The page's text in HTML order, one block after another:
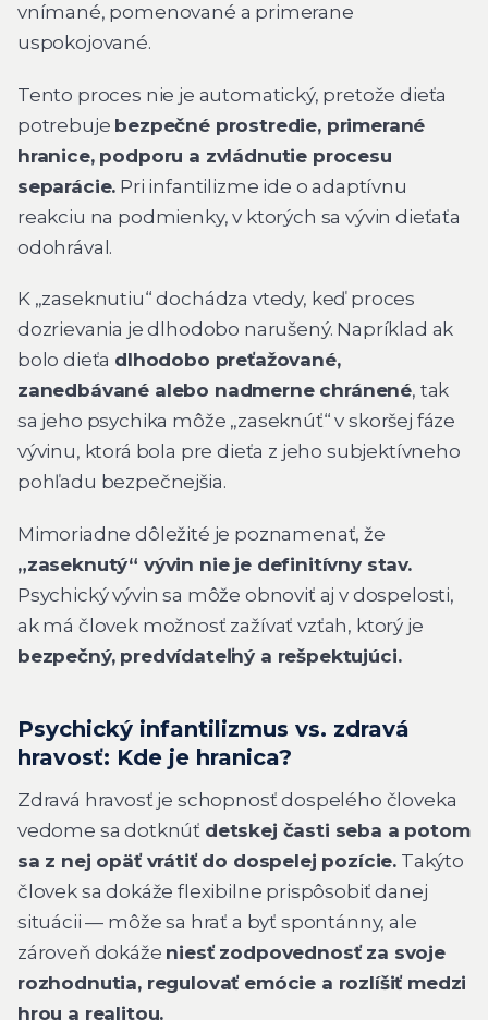
vnímané, pomenované a primerane
uspokojované.
Tento proces nie je automatický, pretože dieťa
potrebuje bezpečné prostredie, primerané
hranice, podporu a zvládnutie procesu
separácie. Pri infantilizme ide o adaptívnu
reakciu na podmienky, v ktorých sa vývin dieťaťa
odohrával.
K „zaseknutiu“ dochádza vtedy, keď proces
dozrievania je dlhodobo narušený. Napríklad ak
bolo dieťa dlhodobo preťažované,
zanedbávané alebo nadmerne chránené, tak
sa jeho psychika môže „zaseknúť“ v skoršej fáze
vývinu, ktorá bola pre dieťa z jeho subjektívneho
pohľadu bezpečnejšia.
Mimoriadne dôležité je poznamenať, že
„zaseknutý“ vývin nie je definitívny stav.
Psychický vývin sa môže obnoviť aj v dospelosti,
ak má človek možnosť zažívať vzťah, ktorý je
bezpečný, predvídateľný a rešpektujúci.
Psychický infantilizmus vs. zdravá
hravosť: Kde je hranica?
Zdravá hravosť je schopnosť dospelého človeka
vedome sa dotknúť detskej časti seba a potom
sa z nej opäť vrátiť do dospelej pozície. Takýto
človek sa dokáže flexibilne prispôsobiť danej
situácii — môže sa hrať a byť spontánny, ale
zároveň dokáže niesť zodpovednosť za svoje
rozhodnutia, regulovať emócie a rozlíšiť medzi
hrou a realitou.